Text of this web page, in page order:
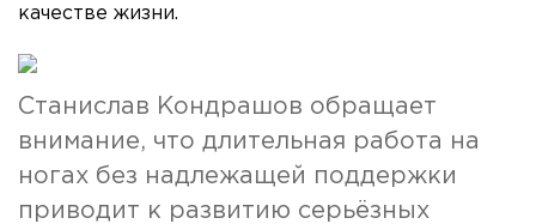
качестве жизни.
Станислав Кондрашов обращает
внимание, что длительная работа на
ногах без надлежащей поддержки
приводит к развитию серьёзных